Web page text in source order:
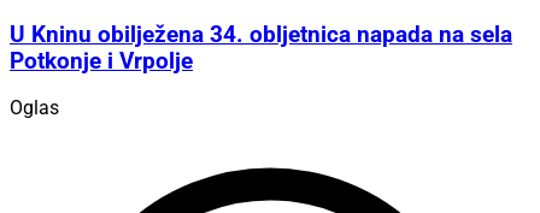
U Kninu obilježena 34. obljetnica napada na sela
Potkonje i Vrpolje
Oglas